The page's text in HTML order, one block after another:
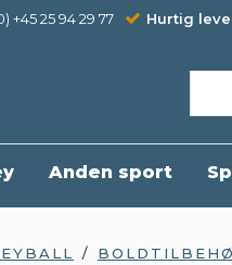
+45 25 94 29 77 Hurtig
Anden sport
/